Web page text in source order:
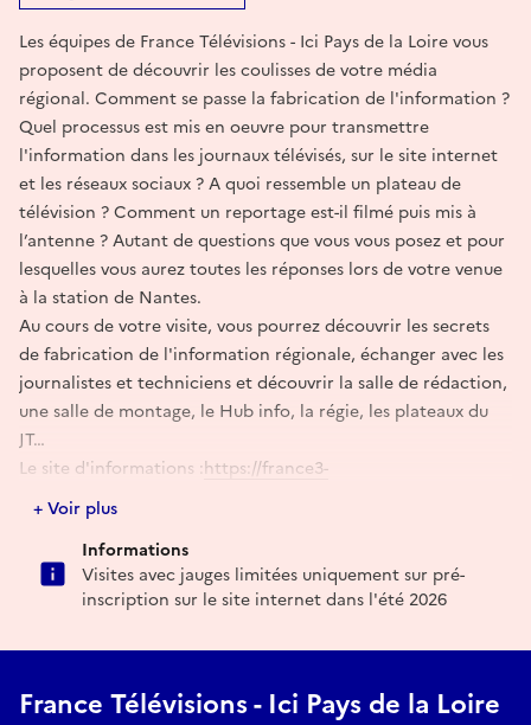
Les équipes de France Télévisions - Ici Pays de la Loire vous
proposent de découvrir les coulisses de votre média
régional. Comment se passe la fabrication de l'information ?
Quel processus est mis en oeuvre pour transmettre
l'information dans les journaux télévisés, sur le site internet
et les réseaux sociaux ? A quoi ressemble un plateau de
télévision ? Comment un reportage est-il filmé puis mis à
l’antenne ? Autant de questions que vous vous posez et pour
lesquelles vous aurez toutes les réponses lors de votre venue
à la station de Nantes.
Au cours de votre visite, vous pourrez découvrir les secrets
de fabrication de l'information régionale, échanger avec les
journalistes et techniciens et découvrir la salle de rédaction,
une salle de montage, le Hub info, la régie, les plateaux du
JT…
Le site d'informations :https://france3-
regions.franceinfo.fr/pays-de-la-loire/
Tous nos contenus sur la plateforme gratuite france.tv :
https://www.france.tv/france-3/pays-de-la-loire/
+ Voir plus
Informations
Visites avec jauges limitées uniquement sur pré-
inscription sur le site internet dans l'été 2026
France Télévisions - Ici Pays de la Loire